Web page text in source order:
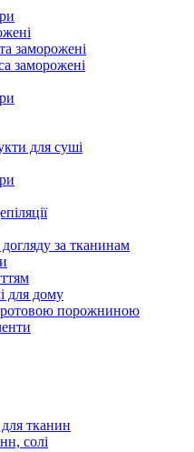
заморожені
заморожені
для суші
за тканинам
для дому
ротовою порожниною
тканин
солі